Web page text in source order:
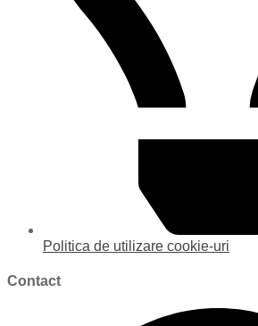
Politica de utilizare cookie-uri
Contact